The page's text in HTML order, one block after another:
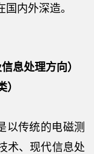
内外深造。
息处理方向）
）
以传统的电磁测
术、现代信息处